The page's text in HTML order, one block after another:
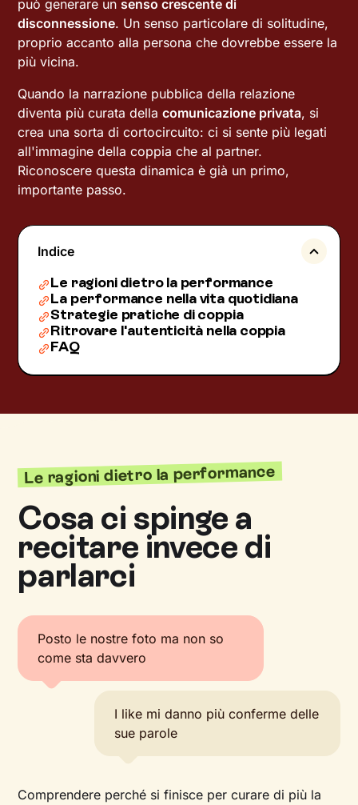
può generare un senso crescente di
disconnessione. Un senso particolare di solitudine,
proprio accanto alla persona che dovrebbe essere la
più vicina.
Quando la narrazione pubblica della relazione
diventa più curata dellacomunicazione privata, si
crea una sorta di cortocircuito: ci si sente più legati
all'immagine della coppia che al partner.
Riconoscere questa dinamica è già un primo,
importante passo.
Indice
Le ragioni dietro la performance
La performance nella vita quotidiana
Strategie pratiche di coppia
Ritrovare l'autenticità nella coppia
FAQ
Le ragioni dietro la performance
Cosa ci spinge a
recitare invece di
parlarci
Posto le nostre foto ma non so
come sta davvero
I like mi danno più conferme delle
sue parole
Comprendere perché si finisce per curare di più la